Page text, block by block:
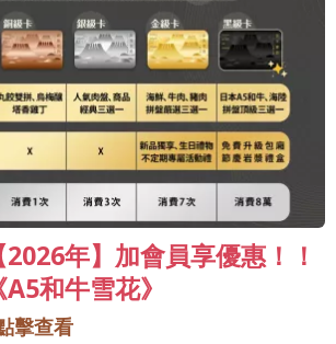
年】加會員享優惠！！
和牛雪花》
擊查看